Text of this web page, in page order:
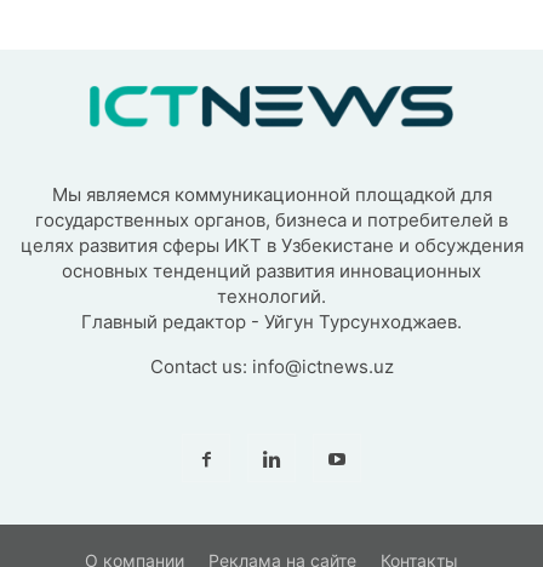
Мы являемся коммуникационной площадкой для
государственных органов, бизнеса и потребителей в
целях развития сферы ИКТ в Узбекистане и обсуждения
основных тенденций развития инновационных
технологий.
Главный редактор - Уйгун Турсунходжаев.
Contact us: info@ictnews.uz
О компании Реклама на сайте Контакты